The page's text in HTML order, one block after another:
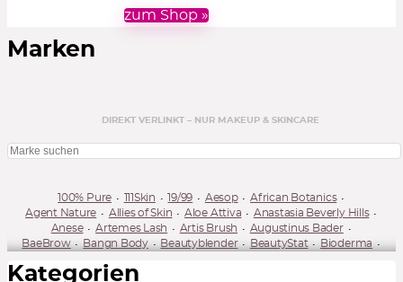
zum Shop »
Marken
DIREKT VERLINKT – NUR MAKEUP & SKINCARE
100% Pure 111Skin 19/99 Aesop
African Botanics
Agent Nature
Allies of Skin Aloe Attiva
Anastasia Beverly Hills
Anese
Artemes Lash Artis Brush
Augustinus Bader
BaeBrow
Bangn Body Beautyblender BeautyStat
Bioderma
Charlotte Tilbury
Kategorien